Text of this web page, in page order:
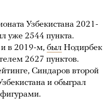
Узбекистана 2021-
уже 2544 пункта.
в 2019-м, был Нодирбек
2627 пунктов.
Синдаров второй
и обыграл